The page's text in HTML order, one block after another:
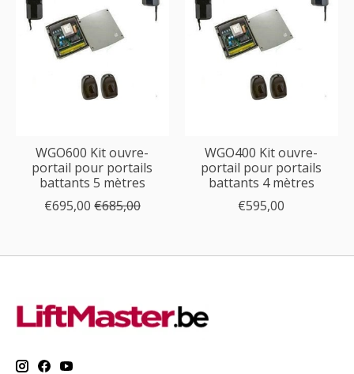
WGO600 Kit ouvre-
portail pour portails
battants 5 mètres
€695,00 €685,00
WGO400 Kit ouvre-
portail pour portails
battants 4 mètres
€595,00